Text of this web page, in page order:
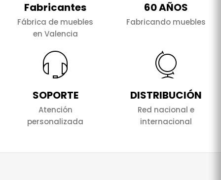
Fabricantes
Fábrica de muebles
en Valencia
60 AÑOS
Fabricando muebles
SOPORTE
Atención
personalizada
DISTRIBUCIÓN
Red nacional e
internacional